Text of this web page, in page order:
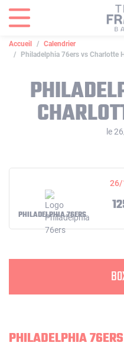
Accueil
Calendrier
Philadelphia 76ers vs Charlotte
le
26/
PHILADELPHIA 76ERS
PHILADELPHIA 76ERS
Panneau de gestion des cookies